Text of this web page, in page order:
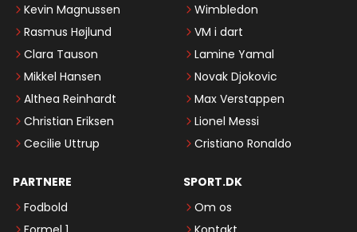
Kevin Magnussen
Rasmus Højlund
Clara Tauson
Mikkel Hansen
Althea Reinhardt
Christian Eriksen
Cecilie Uttrup
Wimbledon
VM i dart
Lamine Yamal
Novak Djokovic
Max Verstappen
Lionel Messi
Cristiano Ronaldo
PARTNERE
Fodbold
SPORT.DK
Om os